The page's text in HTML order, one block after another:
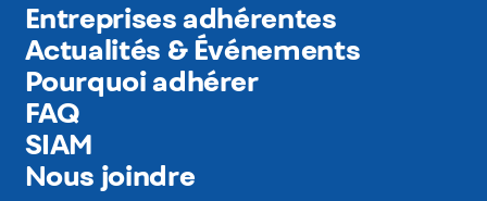
Entreprises adhérentes
Actualités & Événements
Pourquoi adhérer
FAQ
SIAM
Nous joindre